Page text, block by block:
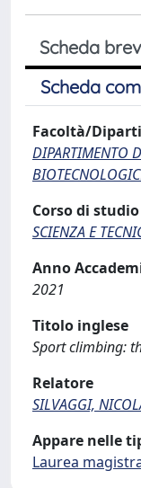
Scheda
Scheda
Facoltà/
DIPARTIMENTO
Corso di studio
SCIENZA E
Anno
2021
Titolo inglese
Sport climbing:
Relatore
SILVAGGI,
Appare nelle
Laurea